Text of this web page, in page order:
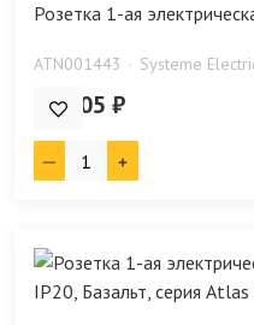
Розетка 1-ая
ATN001443 Systeme
369.05 ₽